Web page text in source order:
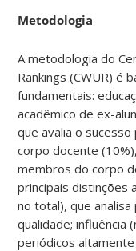
Metodologia
A metodologia do
Rankings (CWUR) é
fundamentais:
acadêmico de ex-
que avalia o
corpo docente
membros do corpo
principais distinções
no total), que
qualidade; influência
periódicos